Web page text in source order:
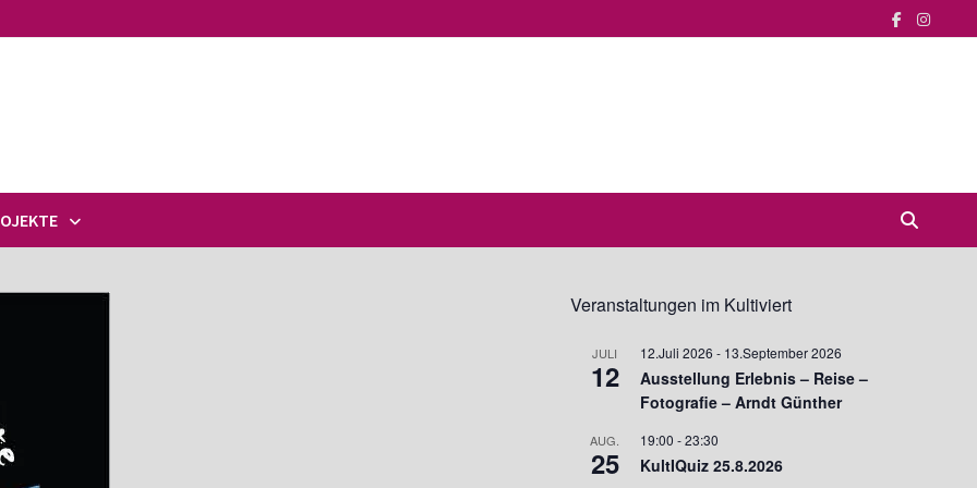
Veranstaltungen im Kultiviert
JULI
12
12.Juli 2026 - 13.September 2026
Ausstellung Erlebnis – Reise –
Fotografie – Arndt Günther
AUG.
25
19:00 -23:30
KultIQuiz 25.8.2026